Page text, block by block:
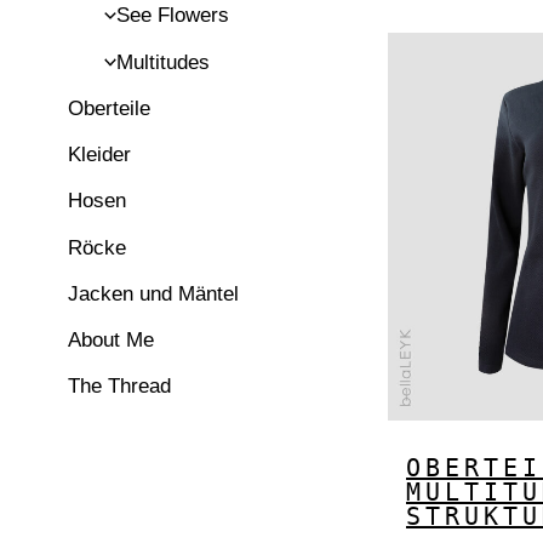
See Flowers
Multitudes
Oberteile
Kleider
Hosen
Röcke
Jacken und Mäntel
About Me
The Thread